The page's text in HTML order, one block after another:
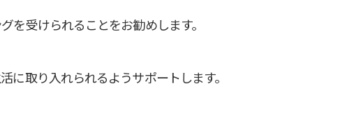
を受けられることをお勧めします。
取り入れられるようサポートします。